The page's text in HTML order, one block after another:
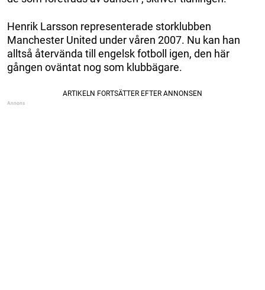
Henrik Larsson representerade storklubben
Manchester United under våren 2007. Nu kan han
alltså återvända till engelsk fotboll igen, den här
gången oväntat nog som klubbägare.